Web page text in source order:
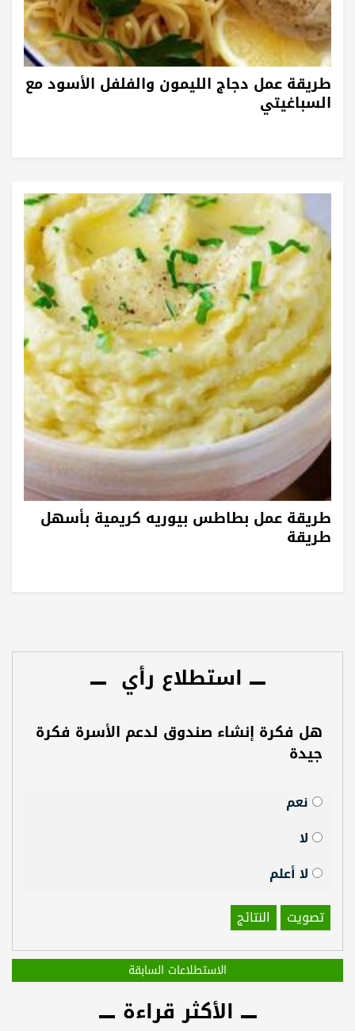
طريقة عمل دجاج الليمون والفلفل الأسود مع
السباغيتي
طريقة عمل بطاطس بيوريه كريمية بأسهل
طريقة
استطلاع رأي
هل فكرة إنشاء صندوق لدعم الأسرة فكرة
جيدة
نعم
لا
لا أعلم
تصويت
النتائج
الاستطلاعات السابقة
الأكثر قراءة